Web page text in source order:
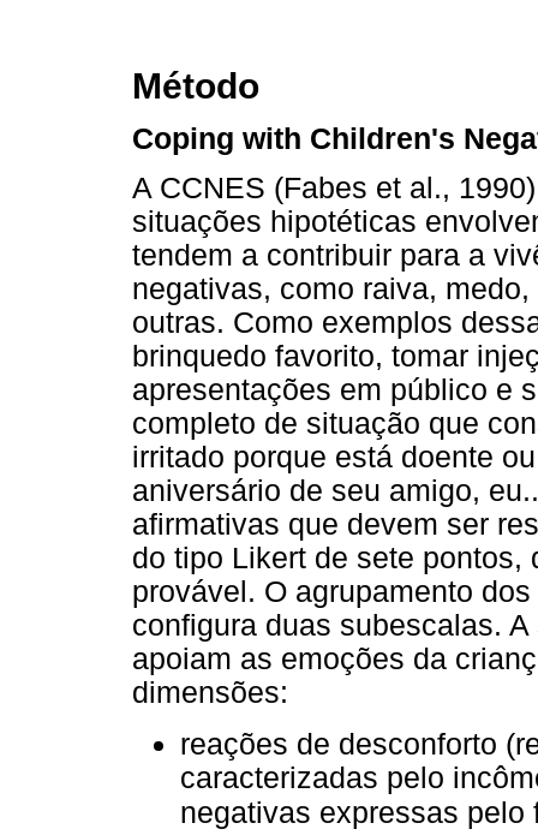
Método
Coping with Children's
A CCNES (Fabes et al.,
situações hipotéticas
tendem a contribuir para a
negativas, como raiva,
outras. Como exemplos
brinquedo favorito, tomar
apresentações em público e
completo de situação que
irritado porque está doente
aniversário de seu amigo,
afirmativas que devem ser
do tipo Likert de sete
provável. O agrupamento
configura duas subescalas.
apoiam as emoções da
dimensões:
reações de desconforto
caracterizadas pelo
negativas expressas pelo